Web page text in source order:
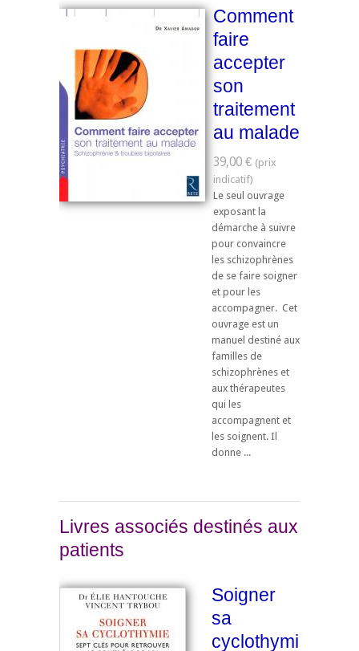
Comment
faire
accepter
son
traitement
au malade
39,00 €
Le seul ouvrage
exposant la
démarche à suivre
pour convaincre
les schizophrènes
de se faire soigner
et pour les
accompagner. Cet
ouvrage est un
manuel destiné aux
familles de
schizophrènes et
aux thérapeutes
qui les
accompagnent et
les soignent. Il
donne ...
Livres associés destinés aux
patients
Soigner
sa
cyclothymie